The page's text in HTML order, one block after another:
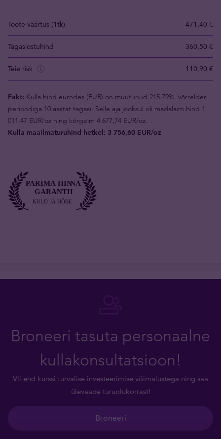
Toote väärtus (1tk) 471,40 €
Tagasiostuhind 360,50 €
Teie risk 110,90 €
Fakt: Kulla hind eurodes (EUR) on muutunud 215.79%, võrreldes
perioodiga 10 aastat tagasi. Selle aja jooksul oli madalaim hind 1
011,47 EUR/oz ning kõrgeim 4 677,74 EUR/oz.
Kulla maailmaturuhind hetkel: 3 756,60 EUR/oz
Broneeri tasuta personaalne
kullakonsultatsioon!
Vii end kurssi turvalise investeerimise võimalustega ning saa
ülevaade turuolukorrast!
Broneeri